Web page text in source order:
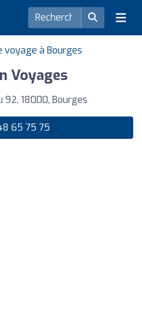
voyage à Bourges
Voyages
92, 18000, Bourges
65 75 75